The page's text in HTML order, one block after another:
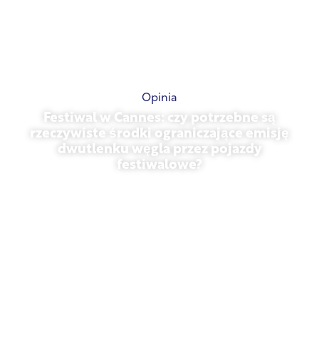
Opinia
Festiwal w Cannes: czy potrzebne są
rzeczywiste środki ograniczające emisję
dwutlenku węgla przez pojazdy
festiwalowe?